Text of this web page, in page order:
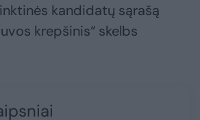
kandidatų sąrašą
krepšinis“ skelbs